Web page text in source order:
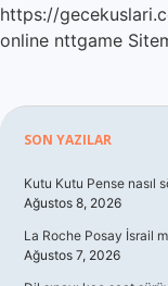
https://
online nttgame
Sidebar
SON YAZILAR
Kutu Kutu Pense nasıl
Ağustos 8, 2026
La Roche Posay İsrail
Ağustos 7, 2026